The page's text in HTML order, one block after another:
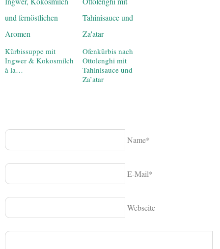
Kürbissuppe mit
Ingwer & Kokosmilch
à la…
Ofenkürbis nach
Ottolenghi mit
Tahinisauce und
Za’atar
Name*
E-Mail*
Webseite